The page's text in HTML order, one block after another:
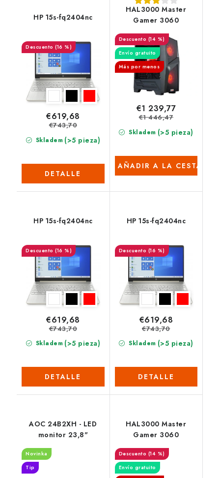
HP 15s-fq2404nc
(16 %)
Skladem (>5 pieza)
€619,68
€743,70
DETALLE
HAL3000 Master
Gamer 3060
(14 %)
Envío gratuito
Más por menos
Skladem (>5 pieza)
€1 239,77
€1 446,47
AÑADIR A LA CESTA
HP 15s-fq2404nc
(16 %)
Skladem (>5 pieza)
€619,68
€743,70
DETALLE
HP 15s-fq2404nc
(16 %)
Skladem (>5 pieza)
€619,68
€743,70
DETALLE
AOC 24B2XH - LED
monitor 23,8"
Novinka
Tip
HAL3000 Master
Gamer 3060
(14 %)
Envío gratuito